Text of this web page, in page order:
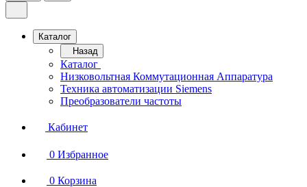
Каталог
Назад
Каталог
Низковольтная Коммутационная Аппаратура
Техника автоматизации Siemens
Преобразователи частоты
Кабинет
0 Избранное
0 Корзина